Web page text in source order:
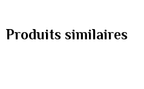
Produits similaires